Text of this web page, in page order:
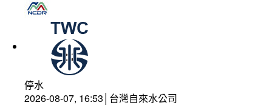
停水
2026-08-07, 16:53│台灣自來水公司